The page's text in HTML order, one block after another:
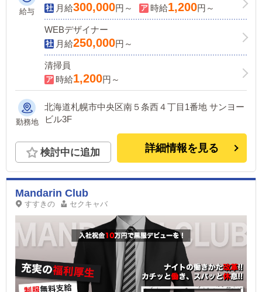
給与
月給300,000円～ 時給1,200円～
WEBデザイナー
月給250,000円～
清掃員
時給1,200円～
勤務地
北海道札幌市中央区南５条西４丁目1番地 サンヨー
ビル3F
検討中に追加 詳細情報を見る
Mandarin Club
すすきの セクキャバ